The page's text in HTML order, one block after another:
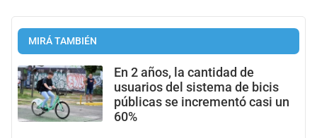
MIRÁ TAMBIÉN
En 2 años, la cantidad de
usuarios del sistema de bicis
públicas se incrementó casi un
60%